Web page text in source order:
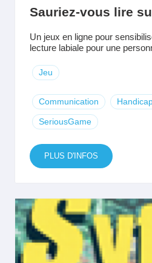
Sauriez-vous lire
Un jeux en ligne pour
lecture labiale pour une
Jeu
Communication
SeriousGame
PLUS D'INFOS